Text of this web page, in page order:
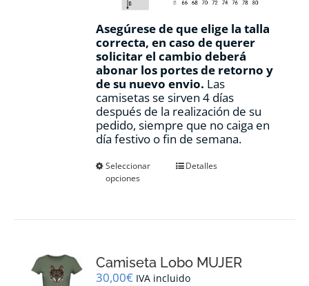
Asegúrese de que elige la talla
correcta, en caso de querer
solicitar el cambio deberá
abonar los portes de retorno y
de su nuevo envio. Las
camisetas se sirven 4 días
después de la realización de su
pedido, siempre que no caiga en
día festivo o fin de semana.
Seleccionar
opciones
Este
se
pueden
Detalles
Camiseta Lobo MUJER
30,00€ IVA incluido